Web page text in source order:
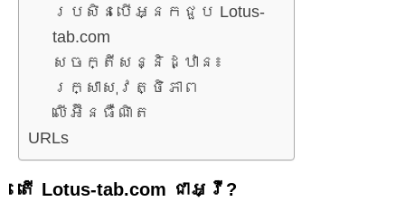
ប្រសិនបើអ្នកជួប Lotus-
tab.com
សេចក្តីសន្និដ្ឋាន៖
រក្សាសុវត្ថិភាព
លើអ៊ីនធឺណិត
URLs
តើ Lotus-tab.com ជាអ្វី?